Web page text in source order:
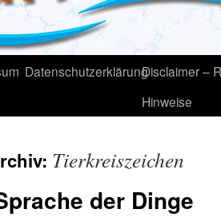
DatenschutzerklärungDisclaimer –
Hinweise
Tierkreiszeichen
der Dinge